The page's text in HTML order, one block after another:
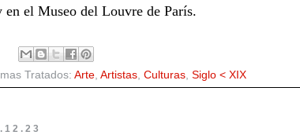
en el Museo del Louvre de París.
Tratados: Arte, Artistas, Culturas, Siglo < XIX